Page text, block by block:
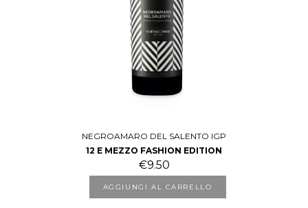
NEGROAMARO DEL SALENTO IGP
12 E MEZZO FASHION EDITION
€9.50
AGGIUNGI AL CARRELLO